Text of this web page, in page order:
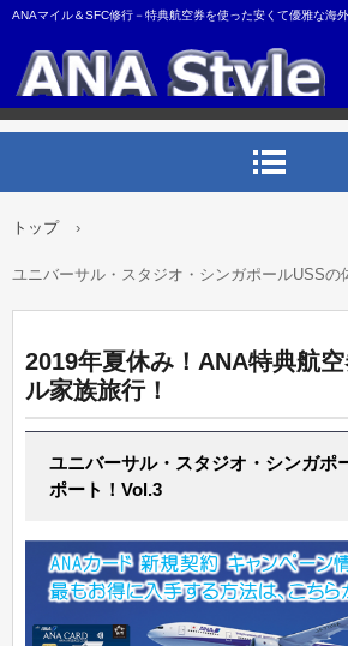
ANAマイル＆SFC修行－特典航空券を使った安くて優雅な海
トップ ›
ユニバーサル・スタジオ・シンガポールUSSの
2019年夏休み！ANA特典航
ル家族旅行！
ユニバーサル・スタジオ・シンガポ
ポート！Vol.3